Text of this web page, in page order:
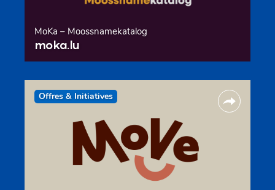
MoKa – Moossnamekatalog
moka.lu
Offres & Initiatives